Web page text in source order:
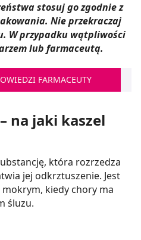
stosuj go zgodnie z
Nie przekraczaj
W przypadku wątpliwości
lub farmaceutą.
FARMACEUTY
na jaki kaszel
która rozrzedza
jej odkrztuszenie. Jest
kiedy chory ma
śluzu.